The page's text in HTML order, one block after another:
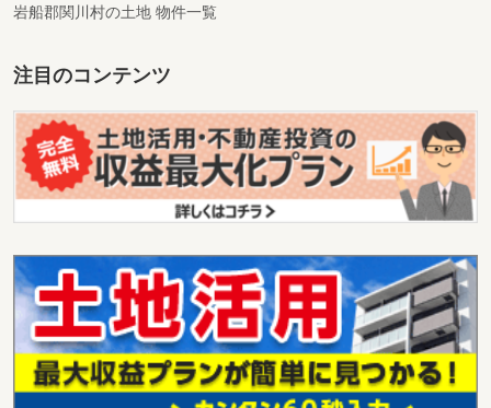
岩船郡関川村の土地 物件一覧
注目のコンテンツ